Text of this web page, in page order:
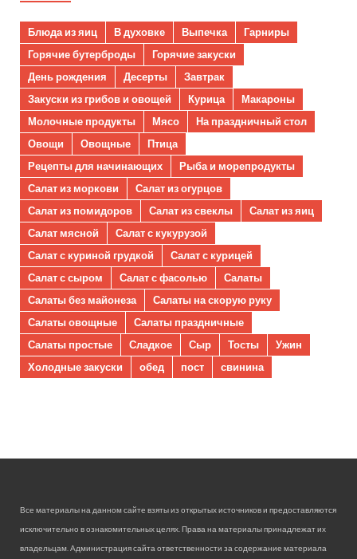
Блюда из яиц В духовке Выпечка
Гарниры
Горячие бутерброды
Горячие закуски
День рождения
Десерты
Завтрак
Закуски из грибов и овощей
Курица
Макароны
Молочные продукты
Мясо
На праздничный стол
Овощи
Овощные
Птица
Рецепты для начинающих
Рыба и морепродукты
Салат из моркови
Салат из огурцов
Салат из помидоров
Салат из свеклы
Салат из яиц
Салат мясной
Салат с кукурузой
Салат с куриной грудкой
Салат с курицей
Салат с сыром
Салат с фасолью
Салаты
Салаты без майонеза
Салаты на скорую руку
Салаты овощные
Салаты праздничные
Салаты простые
Сладкое Сыр Тосты
Ужин
Холодные закуски
обед пост свинина
Все материалы на данном сайте взяты из открытых источников и предоставляются
исключительно в ознакомительных целях. Права на материалы принадлежат их
владельцам. Администрация сайта ответственности за содержание материала